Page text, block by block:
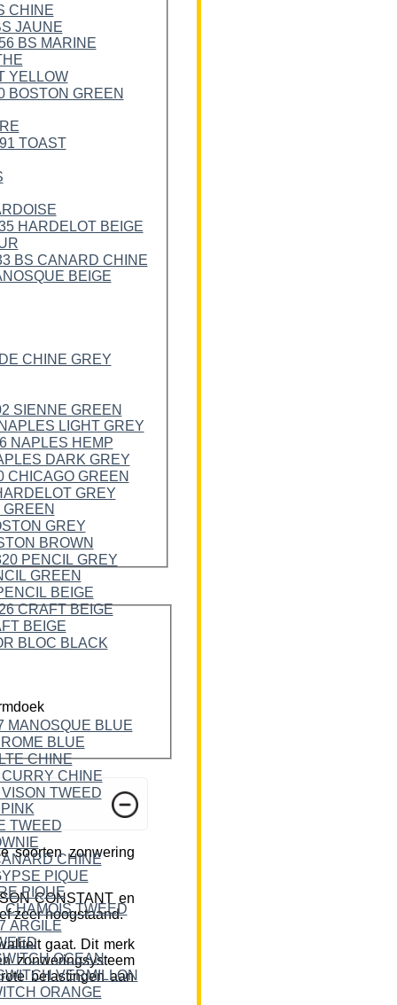
soorten zonwering
CONSTANT en
zeer hoogstaand.
gaat. Dit merk
zonweringsysteem
belastingen aan